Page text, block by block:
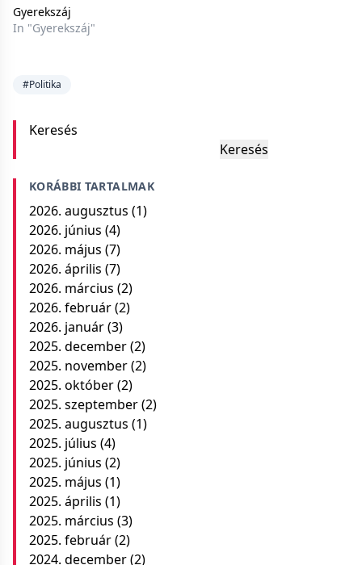
Gyerekszáj
In "Gyerekszáj"
#Politika
Keresés
Keresés
KORÁBBI TARTALMAK
2026. augusztus (1)
2026. június (4)
2026. május (7)
2026. április (7)
2026. március (2)
2026. február(2)
2026. január(3)
2025. december(2)
2025. november(2)
2025. október(2)
2025. szeptember(2)
2025. augusztus (1)
2025. július (4)
2025. június (2)
2025. május (1)
2025. április (1)
2025. március (3)
2025. február(2)
2024. december(2)